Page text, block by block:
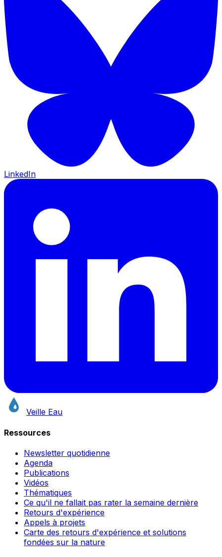
LinkedIn
Veille Eau
Ressources
Newsletter quotidienne
Agenda
Publications
Vidéos
Thématiques
Ce qu'il ne fallait pas rater la semaine dernière
Retours d'expérience
Appels à projets
Carte des retours d'expérience et solutions
fondées sur la nature